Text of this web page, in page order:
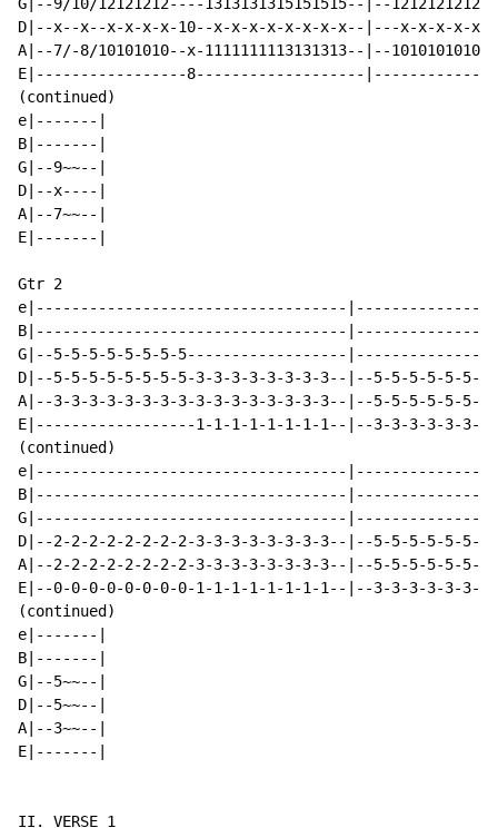
G|--9/10/12121212----1313131315151515--|--
D|--x--x--x-x-x-x-10--x-x-x-x-x-x-x-x--|---x-x-x-x-x-
A|--7/-8/10101010--x-1111111113131313--|--
E|-----------------8-------------------
(continued)
e|-------|
B|-------|
G|--9~~--|
D|--x----|
A|--7~~--|
E|-------|
Gtr 2
e|-----------------------------------
B|-----------------------------------
G|--5-5-5-5-5-5-5-5------------------
D|--5-5-5-5-5-5-5-5-3-3-3-3-3-3-3-3--|--5-5-5-5-5-5-
A|--3-3-3-3-3-3-3-3-3-3-3-3-3-3-3-3--|--5-5-5-5-5-5-
E|------------------1-1-1-1-1-1-1-1--|--3-3-3-3-3-3-3-
(continued)
e|-----------------------------------
B|-----------------------------------
G|-----------------------------------
D|--2-2-2-2-2-2-2-2-3-3-3-3-3-3-3-3--|--5-5-5-5-5-5-
A|--2-2-2-2-2-2-2-2-3-3-3-3-3-3-3-3--|--5-5-5-5-5-5-
E|--0-0-0-0-0-0-0-0-1-1-1-1-1-1-1-1--|--3-3-3-3-3-3-
(continued)
e|-------|
B|-------|
G|--5~~--|
D|--5~~--|
A|--3~~--|
E|-------|
II. VERSE 1